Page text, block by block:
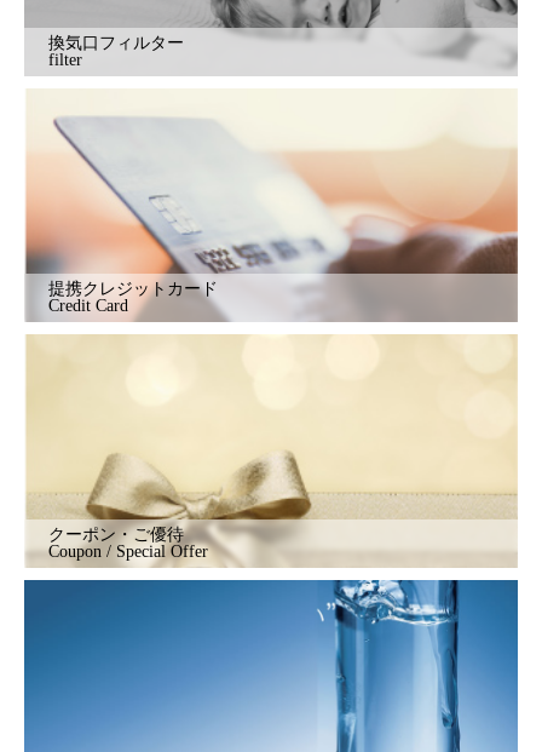
換気口フィルター
filter
提携クレジットカード
Credit Card
クーポン・ご優待
Coupon / Special Offer